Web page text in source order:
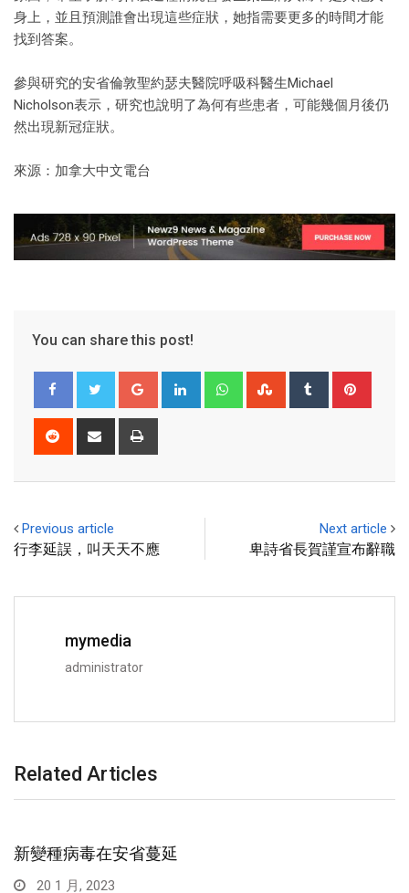
身上，並且預測誰會出現這些症狀，她指需要更多的時間才能
找到答案。
參與研究的安省倫敦聖約瑟夫醫院呼吸科醫生Michael
Nicholson表示，研究也說明了為何有些患者，可能幾個月後仍
然出現新冠症狀。
來源：加拿大中文電台
You can share this post!
Previous article
行李延誤，叫天天不應
Next article
卑詩省長賀謹宣布辭職
mymedia
administrator
Related Articles
巴西球王比利，走了！
29 12 月, 2022